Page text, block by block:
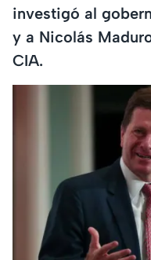
investigó al
y a Nicolás
CIA.